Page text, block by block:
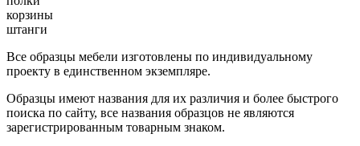
корзины
штанги
Все образцы мебели изготовлены по индивидуальному
проекту в единственном экземпляре.
Образцы имеют названия для их различия и более быстрого
поиска по сайту, все названия образцов не являются
зарегистрированным товарным знаком.